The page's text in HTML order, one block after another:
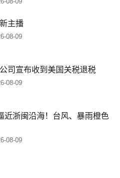
主播
08-09
司宣布收到美国关税退税
08-09
近浙闽沿海！台风、暴雨橙色
08-09